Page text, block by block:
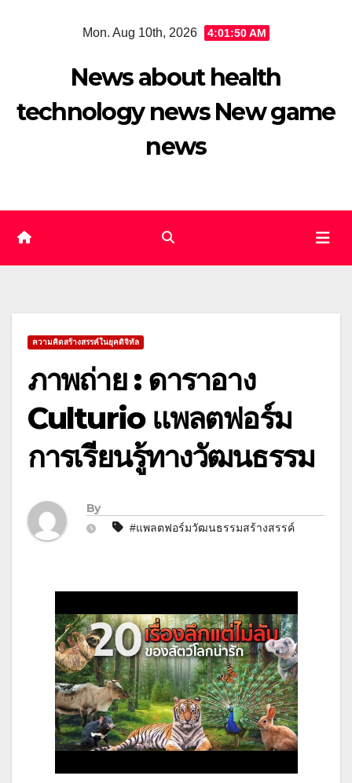
Mon. Aug 10th, 2026 4:01:51 AM
News about health
technology news New game
news
ความคิดสร้างสรรค์ในยุคดิจิทัล
ภาพถ่าย : ดาราอาง
Culturio แพลตฟอร์ม
การเรียนรู้ทางวัฒนธรรม
By
#แพลตฟอร์มวัฒนธรรมสร้างสรรค์